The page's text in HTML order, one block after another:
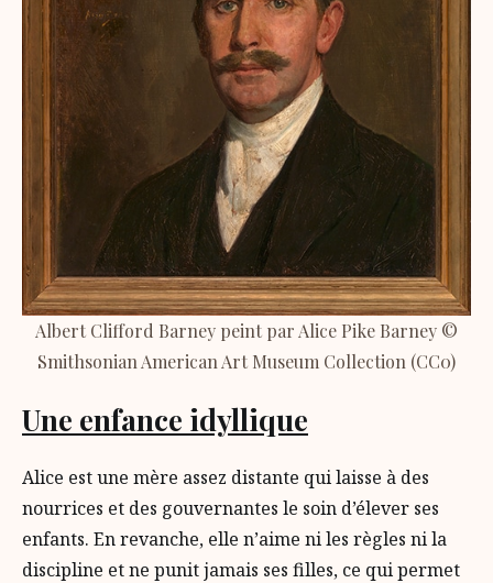
Albert Clifford Barney peint par Alice Pike Barney ©
Smithsonian American Art Museum Collection (CC0)
Une enfance idyllique
Alice est une mère assez distante qui laisse à des
nourrices et des gouvernantes le soin d’élever ses
enfants. En revanche, elle n’aime ni les règles ni la
discipline et ne punit jamais ses filles, ce qui permet